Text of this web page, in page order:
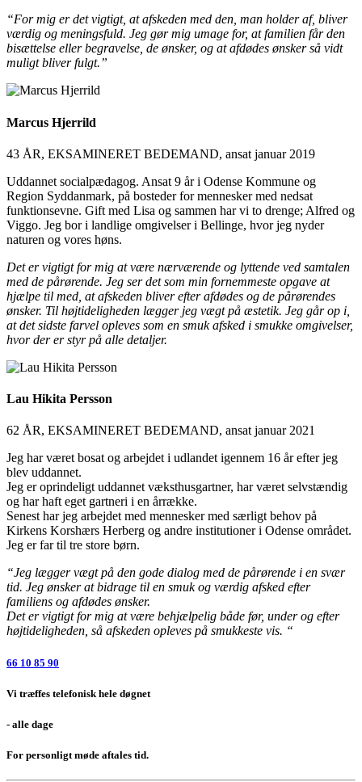
“For mig er det vigtigt, at afskeden med den, man holder af, bliver
værdig og meningsfuld. Jeg gør mig umage for, at familien får den
bisættelse eller begravelse, de ønsker, og at afdødes ønsker så vidt
muligt bliver fulgt.”
Marcus Hjerrild
43 ÅR, EKSAMINERET BEDEMAND, ansat januar 2019
Uddannet socialpædagog. Ansat 9 år i Odense Kommune og
Region Syddanmark, på bosteder for mennesker med nedsat
funktionsevne. Gift med Lisa og sammen har vi to drenge; Alfred og
Viggo. Jeg bor i landlige omgivelser i Bellinge, hvor jeg nyder
naturen og vores høns.
Det er vigtigt for mig at være nærværende og lyttende ved samtalen
med de pårørende. Jeg ser det som min fornemmeste opgave at
hjælpe til med, at afskeden bliver efter afdødes og de pårørendes
ønsker. Til højtideligheden lægger jeg vægt på æstetik. Jeg går op i,
at det sidste farvel opleves som en smuk afsked i smukke omgivelser,
hvor der er styr på alle detaljer.
Lau Hikita Persson
62 ÅR, EKSAMINERET BEDEMAND, ansat januar 2021
Jeg har været bosat og arbejdet i udlandet igennem 16 år efter jeg
blev uddannet.
Jeg er oprindeligt uddannet væksthusgartner, har været selvstændig
og har haft eget gartneri i en årrække.
Senest har jeg arbejdet med mennesker med særligt behov på
Kirkens Korshærs Herberg og andre institutioner i Odense området.
Jeg er far til tre store børn.
“Jeg lægger vægt på den gode dialog med de pårørende i en svær
tid. Jeg ønsker at bidrage til en smuk og værdig afsked efter
familiens og afdødes ønsker.
Det er vigtigt for mig at være behjælpelig både før, under og efter
højtideligheden, så afskeden opleves på smukkeste vis. “
66 10 85 90
Vi træffes telefonisk hele døgnet
- alle dage
For personligt møde aftales tid.